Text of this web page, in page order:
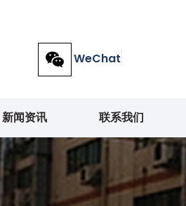
WeChat
新闻资讯 联系我们